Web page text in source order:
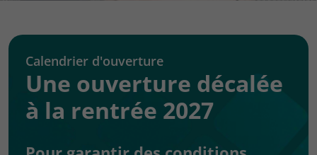
Calendrier d'ouverture
Une ouverture décalée
à la rentrée 2027